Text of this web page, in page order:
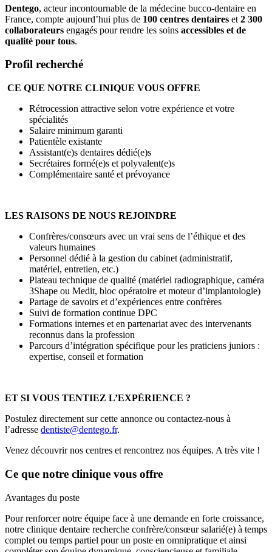
Dentego, acteur incontournable de la médecine bucco-dentaire en
France, compte aujourd’hui plus de 100 centres dentaires et 2 300
collaborateurs engagés pour rendre les soins accessibles et de
qualité pour tous.
Profil recherché
CE QUE NOTRE CLINIQUE VOUS OFFRE
Rétrocession attractive selon votre expérience et votre
spécialités
Salaire minimum garanti
Patientèle existante
Assistant(e)s dentaires dédié(e)s
Secrétaires formé(e)s et polyvalent(e)s
Complémentaire santé et prévoyance
LES RAISONS DE NOUS REJOINDRE
Confrères/consœurs avec un vrai sens de l’éthique et des
valeurs humaines
Personnel dédié à la gestion du cabinet (administratif,
matériel, entretien, etc.)
Plateau technique de qualité (matériel radiographique, caméra
3Shape ou Medit, bloc opératoire et moteur d’implantologie)
Partage de savoirs et d’expériences entre confrères
Suivi de formation continue DPC
Formations internes et en partenariat avec des intervenants
reconnus dans la profession
Parcours d’intégration spécifique pour les praticiens juniors :
expertise, conseil et formation
ET SI VOUS TENTIEZ L’EXPÉRIENCE ?
Postulez directement sur cette annonce ou contactez-nous à
l’adresse dentiste@dentego.fr.
Venez découvrir nos centres et rencontrez nos équipes. A très vite !
Ce que notre clinique vous offre
Avantages du poste
Pour renforcer notre équipe face à une demande en forte croissance,
notre clinique dentaire recherche confrère/consœur salarié(e) à temps
complet ou temps partiel pour un poste en omnipratique et ainsi